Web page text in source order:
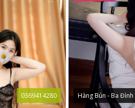
0369414280 Hàng Bún - Ba Đình